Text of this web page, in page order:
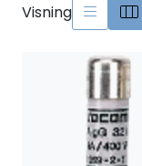
Visning
Brytermateriell
Skinnesystem